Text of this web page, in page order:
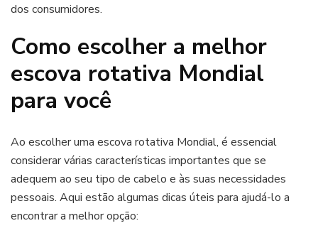
dos consumidores.
Como escolher a melhor
escova rotativa Mondial
para você
Ao escolher uma escova rotativa Mondial, é essencial
considerar várias características importantes que se
adequem ao seu tipo de cabelo e às suas necessidades
pessoais. Aqui estão algumas dicas úteis para ajudá-lo a
encontrar a melhor opção: